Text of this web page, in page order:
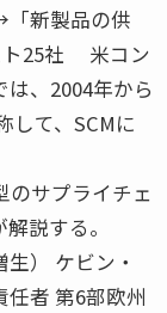
新製品の供
25社 米コン
、2004年から
して、SCMに
のサプライチェ
説する。
） ケビン・
者 第6部欧州